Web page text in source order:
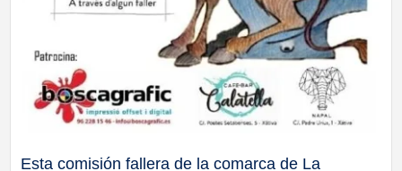
Esta comisión fallera de la comarca de La